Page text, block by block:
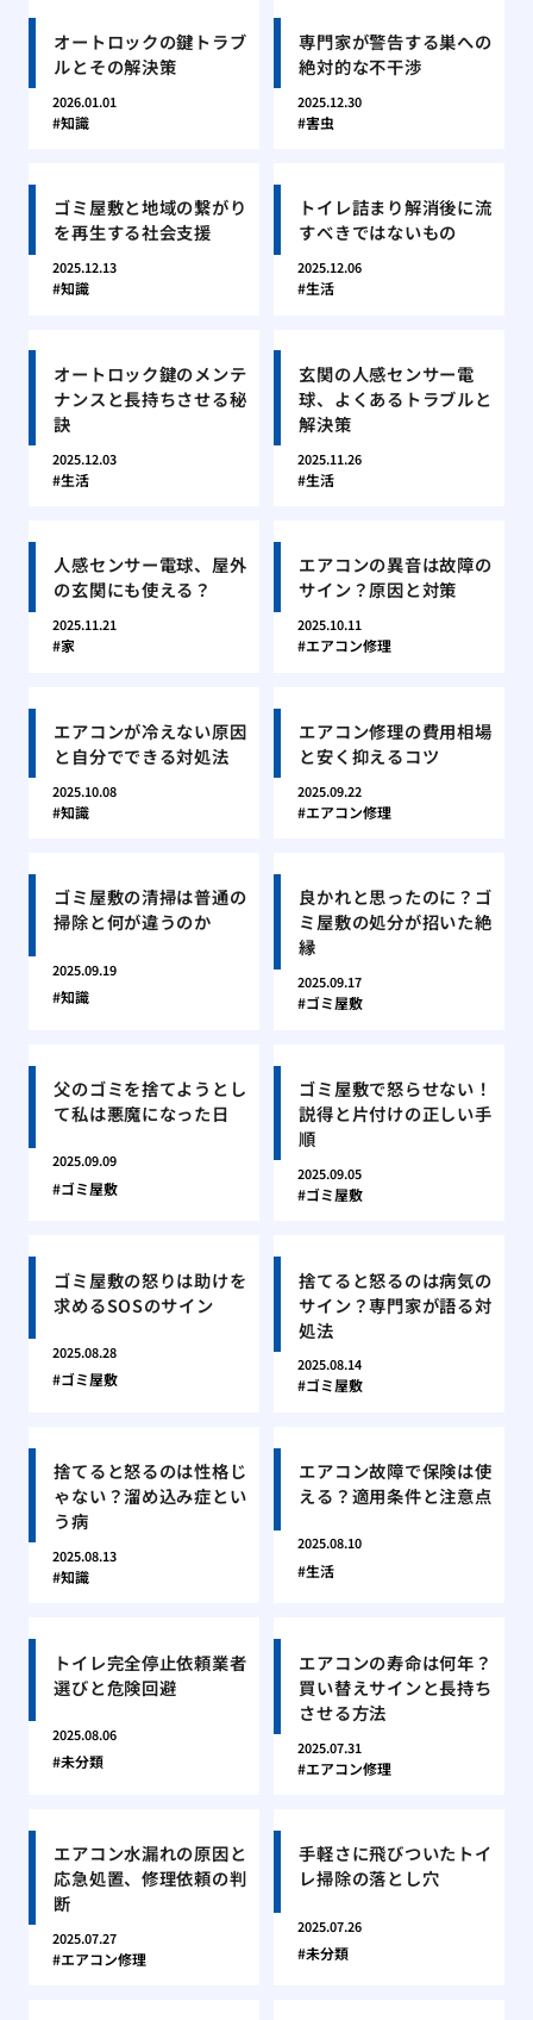
オートロックの鍵トラブ
ルとその解決策
2026.01.01
知識
専門家が警告する巣への
絶対的な不干渉
2025.12.30
害虫
ゴミ屋敷と地域の繋がり
を再生する社会支援
2025.12.13
知識
トイレ詰まり解消後に流
すべきではないもの
2025.12.06
生活
オートロック鍵のメンテ
ナンスと長持ちさせる秘
訣
2025.12.03
生活
玄関の人感センサー電
球、よくあるトラブルと
解決策
2025.11.26
生活
人感センサー電球、屋外
の玄関にも使える？
2025.11.21
家
エアコンの異音は故障の
サイン？原因と対策
2025.10.11
エアコン修理
エアコンが冷えない原因
と自分でできる対処法
2025.10.08
知識
エアコン修理の費用相場
と安く抑えるコツ
2025.09.22
エアコン修理
ゴミ屋敷の清掃は普通の
掃除と何が違うのか
2025.09.19
知識
良かれと思ったのに？ゴ
ミ屋敷の処分が招いた絶
縁
2025.09.17
ゴミ屋敷
父のゴミを捨てようとし
て私は悪魔になった日
2025.09.09
ゴミ屋敷
ゴミ屋敷で怒らせない！
説得と片付けの正しい手
順
2025.09.05
ゴミ屋敷
ゴミ屋敷の怒りは助けを
求めるSOSのサイン
2025.08.28
ゴミ屋敷
捨てると怒るのは病気の
サイン？専門家が語る対
処法
2025.08.14
ゴミ屋敷
捨てると怒るのは性格じ
ゃない？溜め込み症とい
う病
2025.08.13
知識
エアコン故障で保険は使
える？適用条件と注意点
2025.08.10
生活
トイレ完全停止依頼業者
選びと危険回避
2025.08.06
未分類
エアコンの寿命は何年？
買い替えサインと長持ち
させる方法
2025.07.31
エアコン修理
エアコン水漏れの原因と
応急処置、修理依頼の判
断
2025.07.27
エアコン修理
手軽さに飛びついたトイ
レ掃除の落とし穴
2025.07.26
未分類